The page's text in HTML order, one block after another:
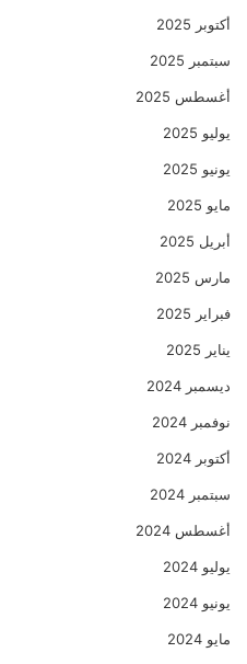
أكتوبر 2025
سبتمبر 2025
أغسطس 2025
يوليو 2025
يونيو 2025
مايو 2025
أبريل 2025
مارس 2025
فبراير 2025
يناير 2025
ديسمبر 2024
نوفمبر 2024
أكتوبر 2024
سبتمبر 2024
أغسطس 2024
يوليو 2024
يونيو 2024
مايو 2024